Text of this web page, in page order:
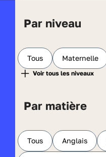
Par niveau
Tous Maternelle
Par matière
Tous Anglais